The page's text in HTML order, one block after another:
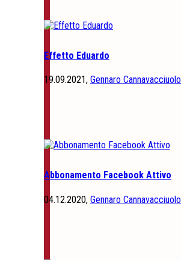
Effetto Eduardo
19.09.2021, Gennaro Cannavacciuolo
Abbonamento Facebook Attivo
04.12.2020, Gennaro Cannavacciuolo